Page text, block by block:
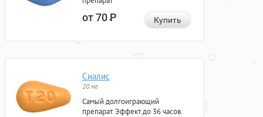
от 70Р Купить
Сиалис
20 мг
Самый долгоиграющий
препарат. Эффект до 36 часов.